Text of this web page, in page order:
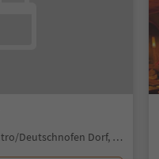
Nova Ponente Centro/Deutschnofen Dorf, Deutschnofen/Nova Ponente, Dolomites Region Eggental